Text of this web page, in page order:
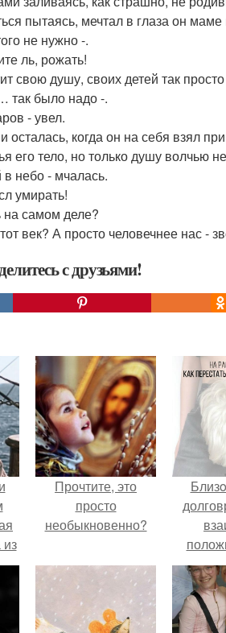
пытаясь, мечтал в глаза он маме
не нужно -.
ль, рожать!
свою душу, своих детей так
так было надо -.
- увел.
осталась, когда он на себя взял
его тело, но только душу волчью
небо - мчалась.
умирать!
на самом деле?
век? А просто человечнее нас -
с друзьями!
Прочтите, это
просто
необыкновенно?